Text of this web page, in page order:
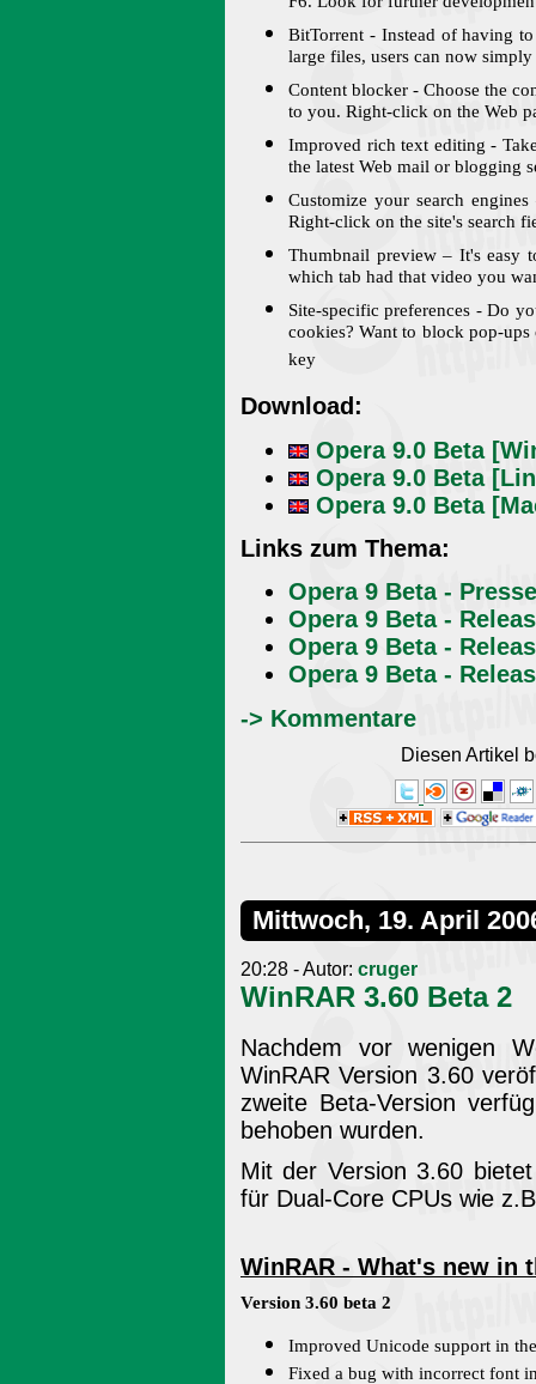
BitTorrent - Instead of having
large files, users can now
Content blocker - Choose the
to you. Right-click on the Web
Improved rich text editing -
the latest Web mail or blogging
Customize your search
Right-click on the site's search
Thumbnail preview – It's easy
which tab had that video you
Site-specific preferences - Do
cookies? Want to block pop-
key
Download:
Opera 9.0 Beta
Opera 9.0 Beta
Opera 9.0 Beta
Links zum Thema:
Opera 9 Beta -
Opera 9 Beta -
Opera 9 Beta -
Opera 9 Beta -
-> Kommentare
Diesen Artikel
Mittwoch, 19. April
20:28 - Autor: cruger
WinRAR 3.60 Beta 2
Nachdem vor wenigen
WinRAR Version 3.60
zweite Beta-Version
behoben wurden.
Mit der Version 3.60
für Dual-Core CPUs wie
WinRAR - What's new in
Version 3.60 beta 2
Improved Unicode support in
Fixed a bug with incorrect font